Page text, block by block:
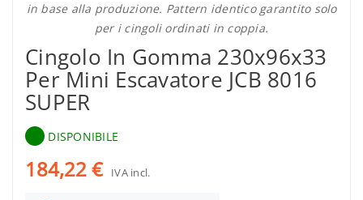
in base alla produzione. Pattern identico garantito solo
per i cingoli ordinati in coppia.
Cingolo In Gomma 230x96x33
Per Mini Escavatore JCB 8016
SUPER
DISPONIBILE
184,22 € IVA incl.